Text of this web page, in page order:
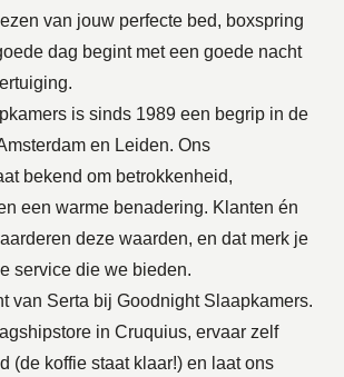
van jouw perfecte bed, boxspring
dag begint met een goede nacht
is sinds 1989 een begrip in de
en Leiden. Ons
bekend om betrokkenheid,
een warme benadering. Klanten én
deze waarden, en dat merk je
service die we bieden.
van Serta bij Goodnight Slaapkamers.
in Cruquius, ervaar zelf
(de koffie staat klaar!) en laat ons